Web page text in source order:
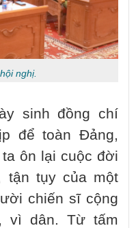
nghị.
sinh đồng chí
để toàn Đảng,
ôn lại cuộc đời
tận tụy của một
chiến sĩ cộng
vì dân. Từ tấm